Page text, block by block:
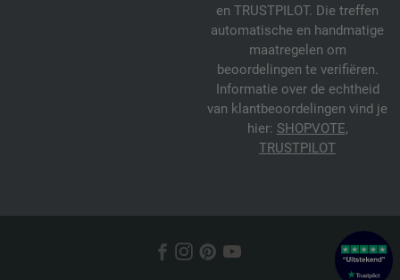
en TRUSTPILOT. Die treffen
automatische en handmatige
maatregelen om
beoordelingen te verifiëren.
Informatie over de echtheid
van klantbeoordelingen vind je
hier: SHOPVOTE,
TRUSTPILOT